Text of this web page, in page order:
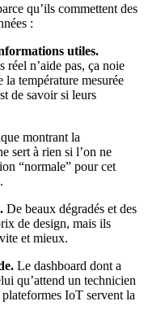
qu’ils commettent des
:
utiles.
n’aide pas, ça noie
la température mesurée
de savoir si leurs
montrant la
sert à rien si l’on ne
“normale” pour cet
De beaux dégradés et des
de design, mais ils
et mieux.
Le dashboard dont a
qu’attend un technicien
IoT servent la